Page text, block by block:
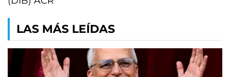
LAS MÁS LEÍDAS